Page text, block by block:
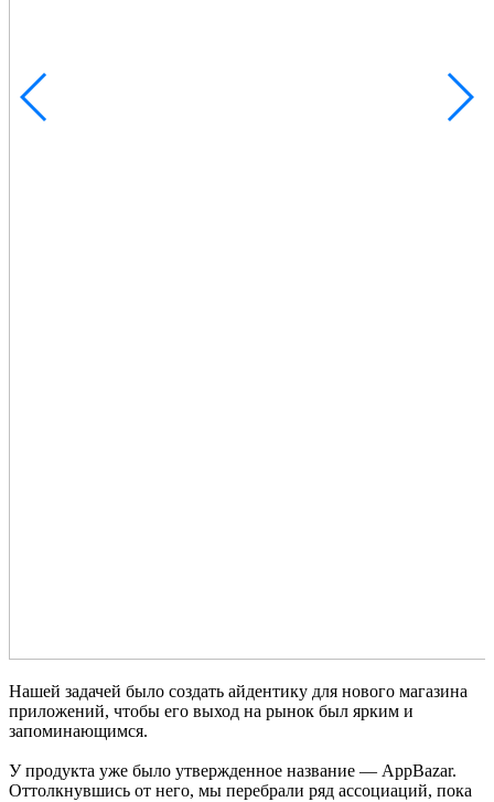
Нашей задачей было создать айдентику для нового магазина
приложений, чтобы его выход на рынок был ярким и
запоминающимся.
У продукта уже было утвержденное название — AppBazar.
Оттолкнувшись от него, мы перебрали ряд ассоциаций, пока